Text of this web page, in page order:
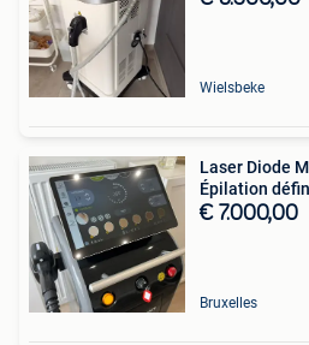
Wielsbeke
Laser Diode
Épilation
€ 7.000,00
Bruxelles